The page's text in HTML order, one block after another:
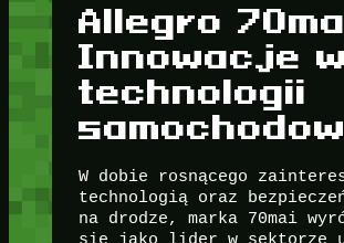
Allegro
Innowacje w
technologii
W dobie rosnącego
technologią oraz
na drodze, marka 70mai